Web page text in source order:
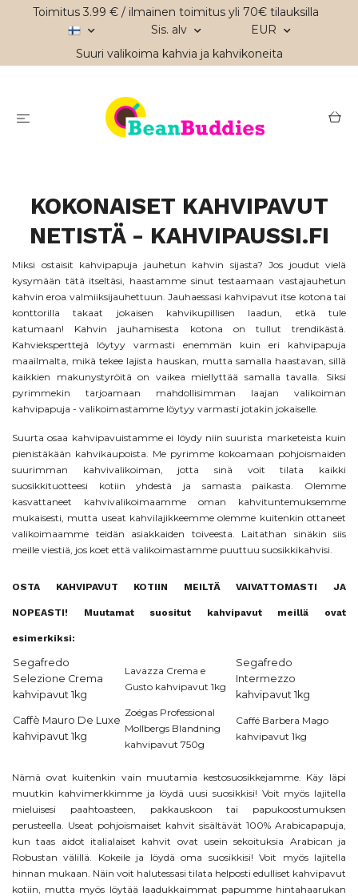
Toimitus 3.99 € / ilmainen toimitus yli 70€ tilauksilla
Sis. alv
EUR
Suuri valikoima kahvia ja kahvikoneita
KOKONAISET KAHVIPAVUT
NETISTÄ - KAHVIPAUSSI.FI
Miksi ostaisit kahvipapuja jauhetun kahvin sijasta? Jos joudut vielä
kysymään tätä itseltäsi, haastamme sinut testaamaan vastajauhetun
kahvin eroa valmiiksijauhettuun. Jauhaessasi kahvipavut itse kotona tai
konttorilla takaat jokaisen kahvikupillisen laadun, etkä tule
katumaan! Kahvin jauhamisesta kotona on tullut trendikästä.
Kahvieksperttejä löytyy varmasti enemmän kuin eri kahvipapuja
maailmalta, mikä tekee lajista hauskan, mutta samalla haastavan, sillä
kaikkien makunystyröitä on vaikea miellyttää samalla tavalla. Siksi
pyrimmekin tarjoamaan mahdollisimman laajan valikoiman
kahvipapuja - valikoimastamme löytyy varmasti jotakin jokaiselle.
Suurta osaa kahvipavuistamme ei löydy niin suurista marketeista kuin
pienistäkään kahvikaupoista. Me pyrimme kokoamaan pohjoismaiden
suurimman kahvivalikoiman, jotta sinä voit tilata kaikki
suosikkituotteesi kotiin yhdestä ja samasta paikasta. Olemme
kasvattaneet kahvivalikoimaamme oman kahvituntemuksemme
mukaisesti, mutta useat kahvilajikkeemme olemme kuitenkin ottaneet
valikoimaamme teidän asiakkaiden toiveesta. Laitathan sinäkin siis
meille viestiä, jos koet että valikoimastamme puuttuu suosikkikahvisi.
OSTA KAHVIPAVUT KOTIIN MEILTÄ VAIVATTOMASTI JA
NOPEASTI! Muutamat suositut kahvipavut meillä ovat
esimerkiksi:
Segafredo
Selezione Crema
kahvipavut 1kg
Lavazza Crema e
Gusto kahvipavut 1kg
Segafredo
Intermezzo
kahvipavut 1kg
Caffè Mauro De Luxe
kahvipavut 1kg
Zoégas Professional
Mollbergs Blandning
kahvipavut 750g
Caffé Barbera Mago
kahvipavut 1kg
Nämä ovat kuitenkin vain muutamia kestosuosikkejamme. Käy läpi
muutkin kahvimerkkimme ja löydä uusi suosikkisi! Voit myös lajitella
mieluisesi paahtoasteen, pakkauskoon tai papukoostumuksen
perusteella. Useat pohjoismaiset kahvit sisältävät 100% Arabicapapuja,
kun taas aidot italialaiset kahvit ovat usein sekoituksia Arabican ja
Robustan välillä. Kokeile ja löydä oma suosikkisi!Voit myös lajitella
hinnan mukaan. Näin voit halutessasi tilata helposti edulliset kahvipavut
kotiin, mutta myös löytää laadukkaimmat papumme hintahaarukan